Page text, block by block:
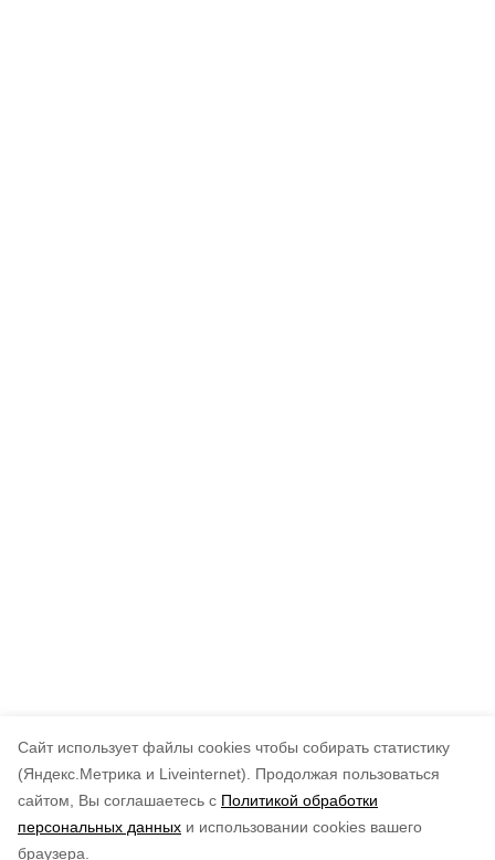
Cайт использует файлы cookies чтобы собирать статистику
(Яндекс.Метрика и Liveinternet).
Продолжая пользоваться
сайтом, Вы соглашаетесь с Политикой обработки
персональных данных и использовании cookies вашего
браузера.